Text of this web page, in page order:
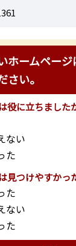
ホームペー
さい。
役に立ちました
ない
た
見つけやすかっ
た
ない
た